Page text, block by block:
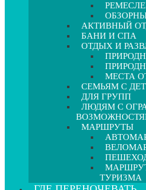
АКТИВНЫЙ
БАНИ И СПА
ОТДЫХ И
МЕСТА
СЕМЬЯМ С
ДЛЯ ГРУПП
ЛЮДЯМ С
МАРШРУТЫ
ТУРИЗМА